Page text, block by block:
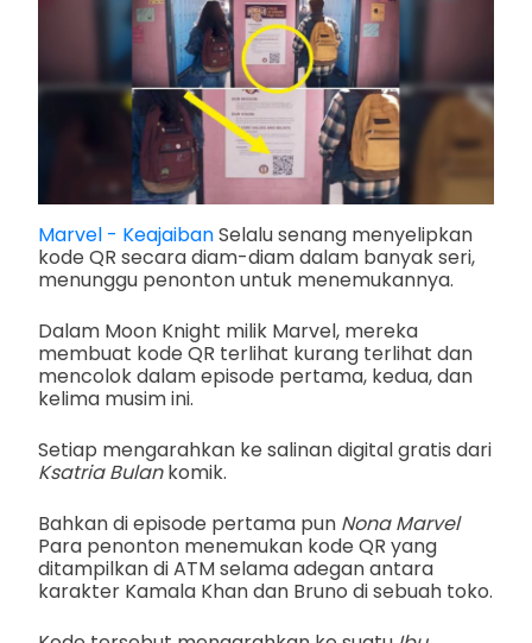
Marvel - KeajaibanSelalu senang menyelipkan
kode QR secara diam-diam dalam banyak seri,
menunggu penonton untuk menemukannya.
Dalam Moon Knight milik Marvel, mereka
membuat kode QR terlihat kurang terlihat dan
mencolok dalam episode pertama, kedua, dan
kelima musim ini.
Setiap mengarahkan ke salinan digital gratis dari
Ksatria Bulankomik.
Bahkan di episode pertama pun Nona Marvel
Para penonton menemukan kode QR yang
ditampilkan di ATM selama adegan antara
karakter Kamala Khan dan Bruno di sebuah toko.